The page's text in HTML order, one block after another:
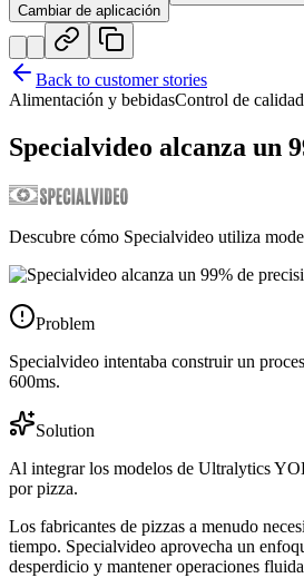
Cambiar de aplicación
Back to customer stories
Alimentación y bebidasControl de
Specialvideo alcanza un
Descubre cómo Specialvideo utiliza
Problem
Specialvideo intentaba construir un
600ms.
Solution
Al integrar los modelos de Ultralytics
por pizza.
Los fabricantes de pizzas a menudo
tiempo. Specialvideo aprovecha un
desperdicio y mantener operaciones